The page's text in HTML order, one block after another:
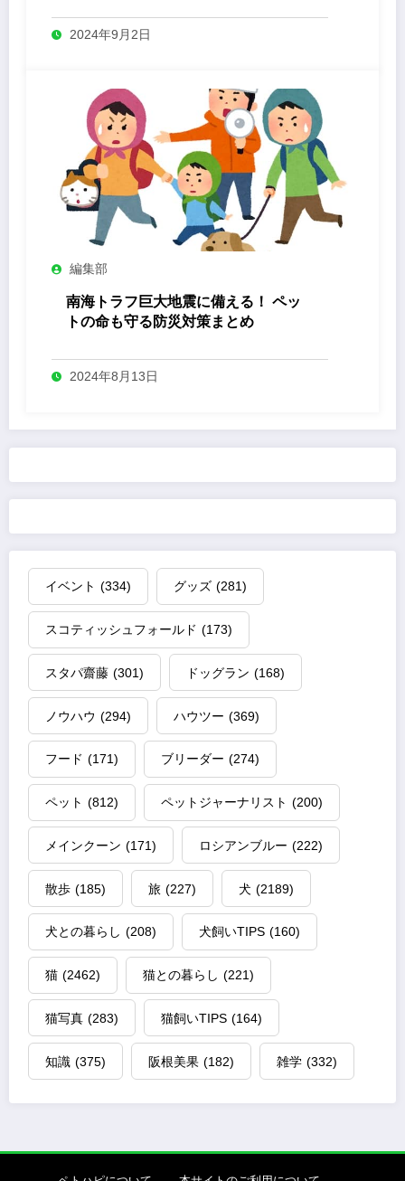
2024年9月2日
編集部
南海トラフ巨大地震に備える！ ペッ
トの命も守る防災対策まとめ
2024年8月13日
イベント (334) グッズ (281)
スコティッシュフォールド (173)
スタパ齋藤 (301) ドッグラン (168)
ノウハウ (294) ハウツー (369)
フード (171) ブリーダー (274)
ペット (812) ペットジャーナリスト (200)
メインクーン (171) ロシアンブルー (222)
散歩 (185) 旅 (227) 犬 (2189)
犬との暮らし (208) 犬飼いTIPS (160)
猫 (2462) 猫との暮らし (221)
猫写真 (283) 猫飼いTIPS (164)
知識 (375) 阪根美果 (182) 雑学 (332)